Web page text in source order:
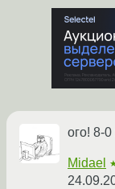
ого! 8-
Midael